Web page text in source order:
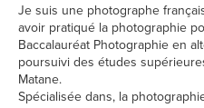
Je suis une photographe
avoir pratiqué la photographie
Baccalauréat Photographie en
poursuivi des études
Matane.
Spécialisée dans, la